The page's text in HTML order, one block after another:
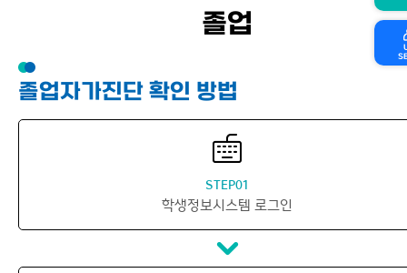
졸업
졸업자가진단 확인 방법
STEP01
학생정보시스템 로그인